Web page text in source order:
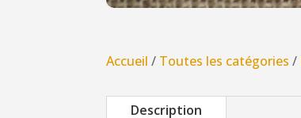
Accueil / Toutes les catégories /
Description